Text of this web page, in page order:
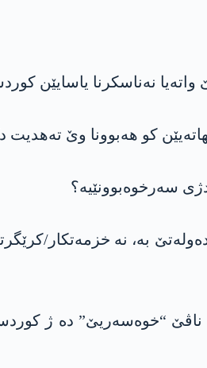
نەناسکرنا یاسایێن
کو ھەبوونا وێ تەھدیت
سەرخوەبوونێیە؟
بە، نە خزمەتکار/
“خوەسەریێ” دە ژ